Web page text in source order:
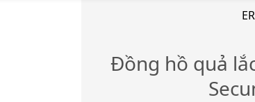
Đồng hồ quả